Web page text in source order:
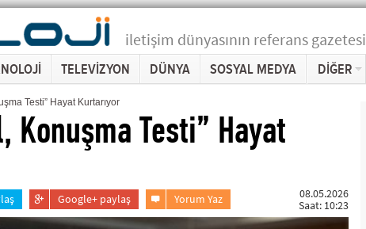
iletişim dünyasının referans gazetesi
TELEVİZYON DÜNYA SOSYAL MEDYA DİĞER
Konuşma Testi” Hayat
Testi” Hayat Kurtarıyor
Google+ paylaş Yorum Yaz
08.05.2026
Saat: 10:23